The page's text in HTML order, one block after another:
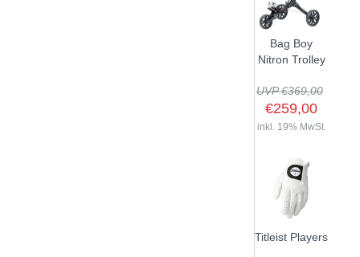
Bag Boy
Nitron Trolley
UVP €369,00
€259,00
inkl. 19% MwSt.
Titleist Players